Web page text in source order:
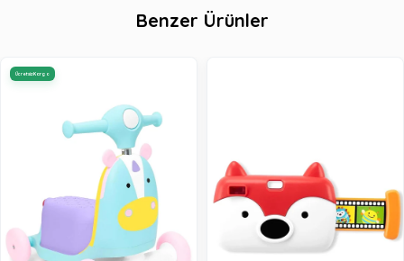
Benzer Ürünler
Ücretsiz Kargo